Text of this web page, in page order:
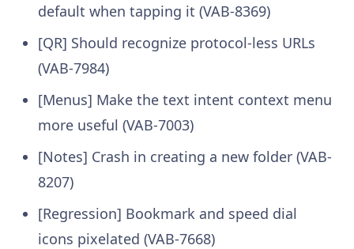
default when tapping it (VAB-8369)
[QR] Should recognize protocol-less URLs
(VAB-7984)
[Menus] Make the text intent context menu
more useful (VAB-7003)
[Notes] Crash in creating a new folder (VAB-
8207)
[Regression] Bookmark and speed dial
icons pixelated (VAB-7668)